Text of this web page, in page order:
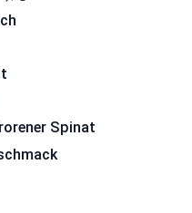
Spinat